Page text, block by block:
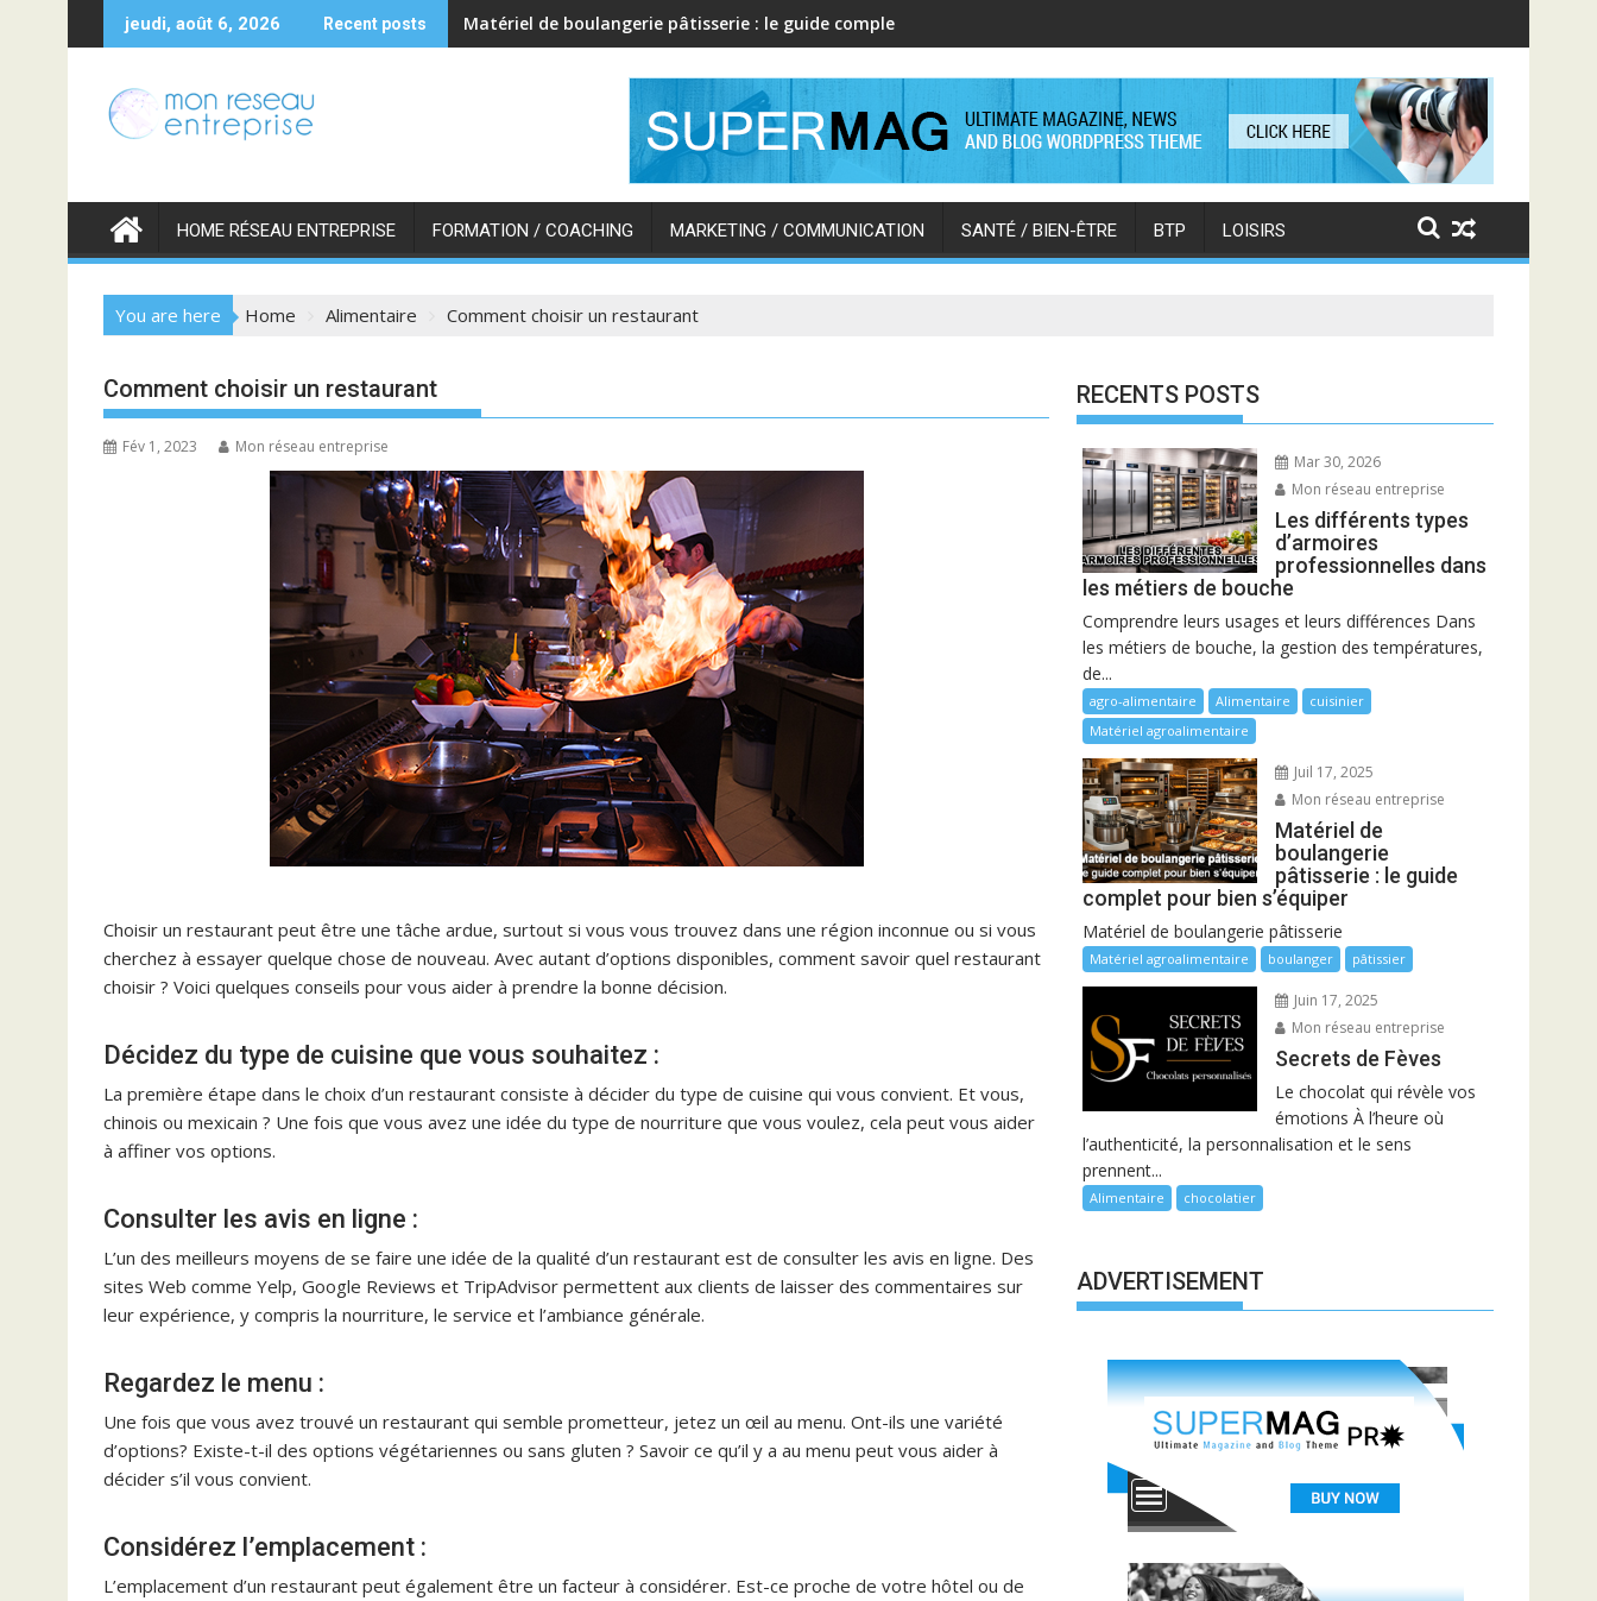
to
jeudi, août 6, 2026 Recent posts Matériel de boulangerie pâtisserie : le guide complet pour bien s’équiper
HOME RÉSEAU ENTREPRISE FORMATION / COACHING MARKETING / COMMUNICATION SANTÉ / BIEN-ÊTRE BTP LOISIRS
You are here Home Alimentaire Comment choisir un restaurant
Comment choisir un restaurant
Fév 1, 2023 Mon réseau entreprise
Choisir un restaurant peut être une tâche ardue, surtout si vous vous trouvez dans une région inconnue ou si vous
cherchez à essayer quelque chose de nouveau. Avec autant d’options disponibles, comment savoir quel restaurant
choisir ? Voici quelques conseils pour vous aider à prendre la bonne décision.
Décidez du type de cuisine que vous souhaitez :
La première étape dans le choix d’un restaurant consiste à décider du type de cuisine qui vous convient. Et vous,
chinois ou mexicain ? Une fois que vous avez une idée du type de nourriture que vous voulez, cela peut vous aider
à affiner vos options.
Consulter les avis en ligne :
L’un des meilleurs moyens de se faire une idée de la qualité d’un restaurant est de consulter les avis en ligne. Des
sites Web comme Yelp, Google Reviews et TripAdvisor permettent aux clients de laisser des commentaires sur
leur expérience, y compris la nourriture, le service et l’ambiance générale.
Regardez le menu :
Une fois que vous avez trouvé un restaurant qui semble prometteur, jetez un œil au menu. Ont-ils une variété
d’options? Existe-t-il des options végétariennes ou sans gluten ? Savoir ce qu’il y a au menu peut vous aider à
décider s’il vous convient.
Considérez l’emplacement :
L’emplacement d’un restaurant peut également être un facteur à considérer. Est-ce proche de votre hôtel ou de
RECENTS POSTS
Mar 30, 2026
Mon réseau entreprise
Les différents types
d’armoires
professionnelles dans
les métiers de bouche
Comprendre leurs usages et leurs différences Dans
les métiers de bouche, la gestion des températures,
de...
agro-alimentaire Alimentaire
cuisinier
Matériel agroalimentaire
Juil 17, 2025
Mon réseau entreprise
Matériel de
boulangerie
pâtisserie : le guide
complet pour bien s’équiper
Matériel de boulangerie pâtisserie
Matériel agroalimentaire boulanger pâtissier
Juin 17, 2025
Mon réseau entreprise
Secrets de Fèves
Le chocolat qui révèle vos
émotions À l’heure où
l’authenticité, la personnalisation et le sens
prennent...
Alimentaire chocolatier
ADVERTISEMENT